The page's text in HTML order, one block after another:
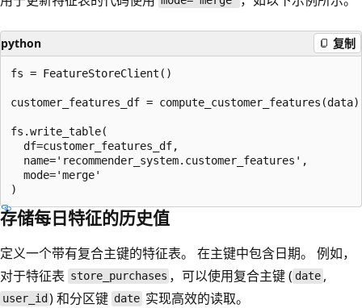
python 复制
fs = FeatureStoreClient()
customer_features_df = compute_customer_features(data)
fs.write_table(
  df=customer_features_df,
  name='recommender_system.customer_features',
  mode='merge'
存储每日特征的历史值
定义一个带有复合主键的特征表。 在主键中包含日期。 例如，
对于特征表 store_purchases ，可以使用复合主键 ( date,
user_id ) 和分区键 date实现高效的读取。